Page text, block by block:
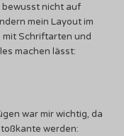
bewusst nicht auf
mein Layout im
mit Schriftarten und
machen lässt:
war mir wichtig, da
werden: